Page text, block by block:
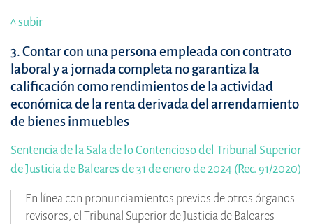
^ subir
3. Contar con una persona empleada con contrato
laboral y a jornada completa no garantiza la
calificación como rendimientos de la actividad
económica de la renta derivada del arrendamiento
de bienes inmuebles
Sentencia de la Sala de lo Contencioso del Tribunal Superior
de Justicia de Baleares de 31 de enero de 2024 (Rec. 91/2020)
En línea con pronunciamientos previos de otros órganos
revisores, el Tribunal Superior de Justicia de Baleares